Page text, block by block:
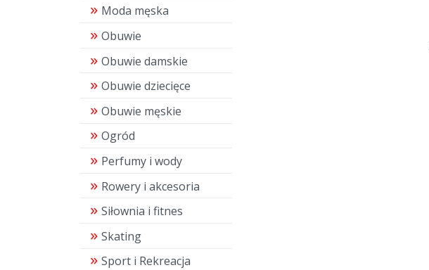
Moda męska
Obuwie
Obuwie damskie
Obuwie dziecięce
Obuwie męskie
Ogród
Perfumy i wody
Rowery i akcesoria
Siłownia i fitnes
Skating
Sport i Rekreacja